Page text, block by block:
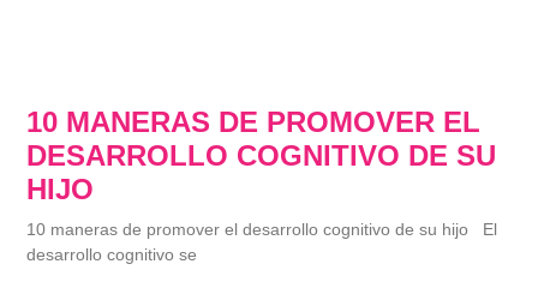
10 MANERAS DE PROMOVER EL
DESARROLLO COGNITIVO DE SU
HIJO
10 maneras de promover el desarrollo cognitivo de su hijo El
desarrollo cognitivo se